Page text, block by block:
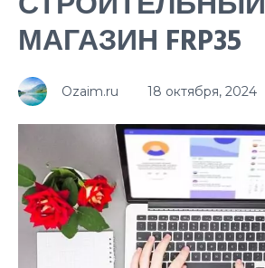
МАГАЗИН FRP35
Ozaim.ru 18 октября, 2024